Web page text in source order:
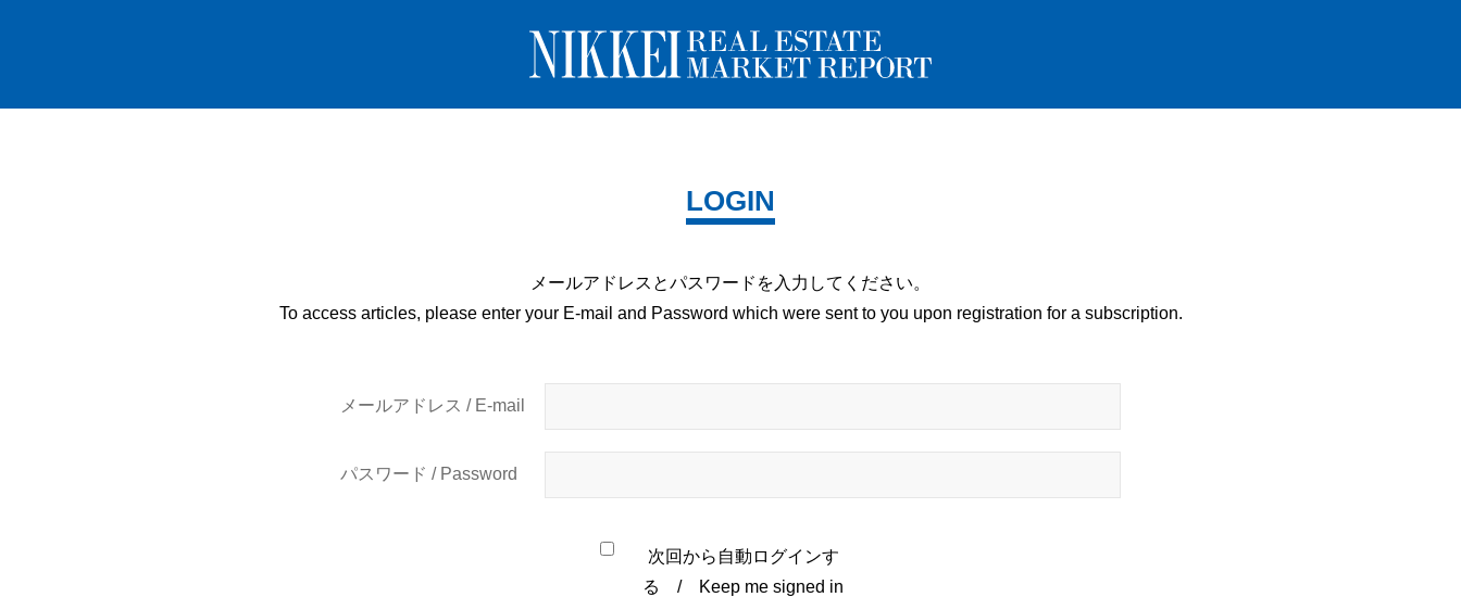
LOGIN
メールアドレスとパスワードを 入力してください。
To access articles, please enter your E-mail and Password which were sent to you upon registration for a subscription.
メールアドレス / E-mail
パスワード / Password
次回から自動ログインす
る / Keep me signed in